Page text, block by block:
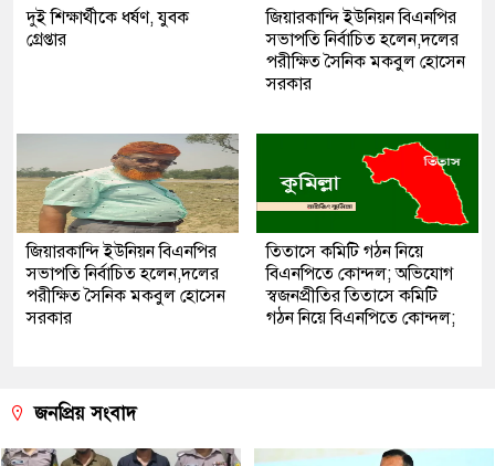
দুই শিক্ষার্থীকে ধর্ষণ, যুবক
গ্রেপ্তার
জিয়ারকান্দি ইউনিয়ন বিএনপির
সভাপতি নির্বাচিত হলেন,দলের
পরীক্ষিত সৈনিক মকবুল হোসেন
সরকার
জিয়ারকান্দি ইউনিয়ন বিএনপির
সভাপতি নির্বাচিত হলেন,দলের
পরীক্ষিত সৈনিক মকবুল হোসেন
সরকার
তিতাসে কমিটি গঠন নিয়ে
বিএনপিতে কোন্দল; অভিযোগ
স্বজনপ্রীতির তিতাসে কমিটি
গঠন নিয়ে বিএনপিতে কোন্দল;
জনপ্রিয় সংবাদ